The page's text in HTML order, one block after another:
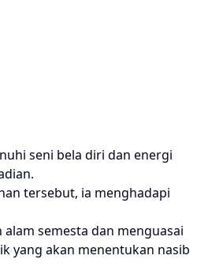
seni bela diri dan energi
tersebut, ia menghadapi
semesta dan menguasai
yang akan menentukan nasib